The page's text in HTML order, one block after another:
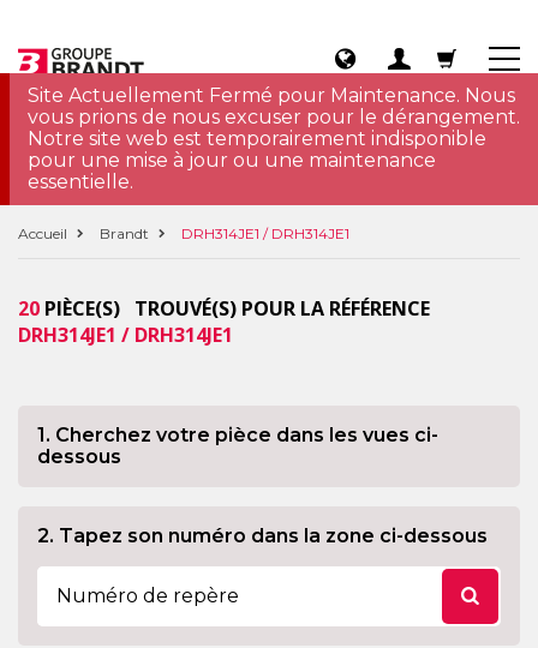
Site Actuellement Fermé pour Maintenance. Nous
vous prions de nous excuser pour le dérangement.
Notre site web est temporairement indisponible
pour une mise à jour ou une maintenance
essentielle.
Accueil Brandt DRH314JE1 / DRH314JE1
20 PIÈCE(S) TROUVÉ(S) POUR LA RÉFÉRENCE
DRH314JE1 / DRH314JE1
1. Cherchez votre pièce dans les vues ci-
dessous
2. Tapez son numéro dans la zone ci-dessous